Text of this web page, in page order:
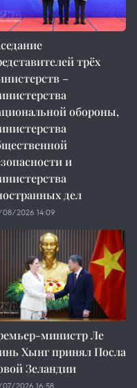
трёх
–
обороны,
и
дел
2026 14:09
министр Ле
Хынг принял Посла
Зеландии
2026 16:58